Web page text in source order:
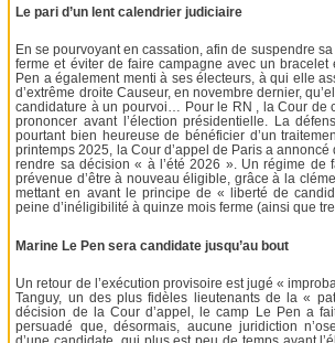
Le pari d’un lent calendrier judiciaire
En se pourvoyant en cassation, afin de suspendre
ferme et éviter de faire campagne avec un bracelet
Pen a également menti à ses électeurs, à qui elle
d’extrême droite Causeur, en novembre dernier,
candidature à un pourvoi… Pour le RN , la Cour de
prononcer avant l’élection présidentielle. La
pourtant bien heureuse de bénéficier d’un
printemps 2025, la Cour d’appel de Paris a annoncé
rendre sa décision « à l’été 2026 ». Un régime de
prévenue d’être à nouveau éligible, grâce à la
mettant en avant le principe de « liberté de
peine d’inéligibilité à quinze mois ferme (ainsi que
Marine Le Pen sera candidate jusqu’au bout
Un retour de l’exécution provisoire est jugé «
Tanguy, un des plus fidèles lieutenants de la «
décision de la Cour d’appel, le camp Le Pen a
persuadé que, désormais, aucune juridiction